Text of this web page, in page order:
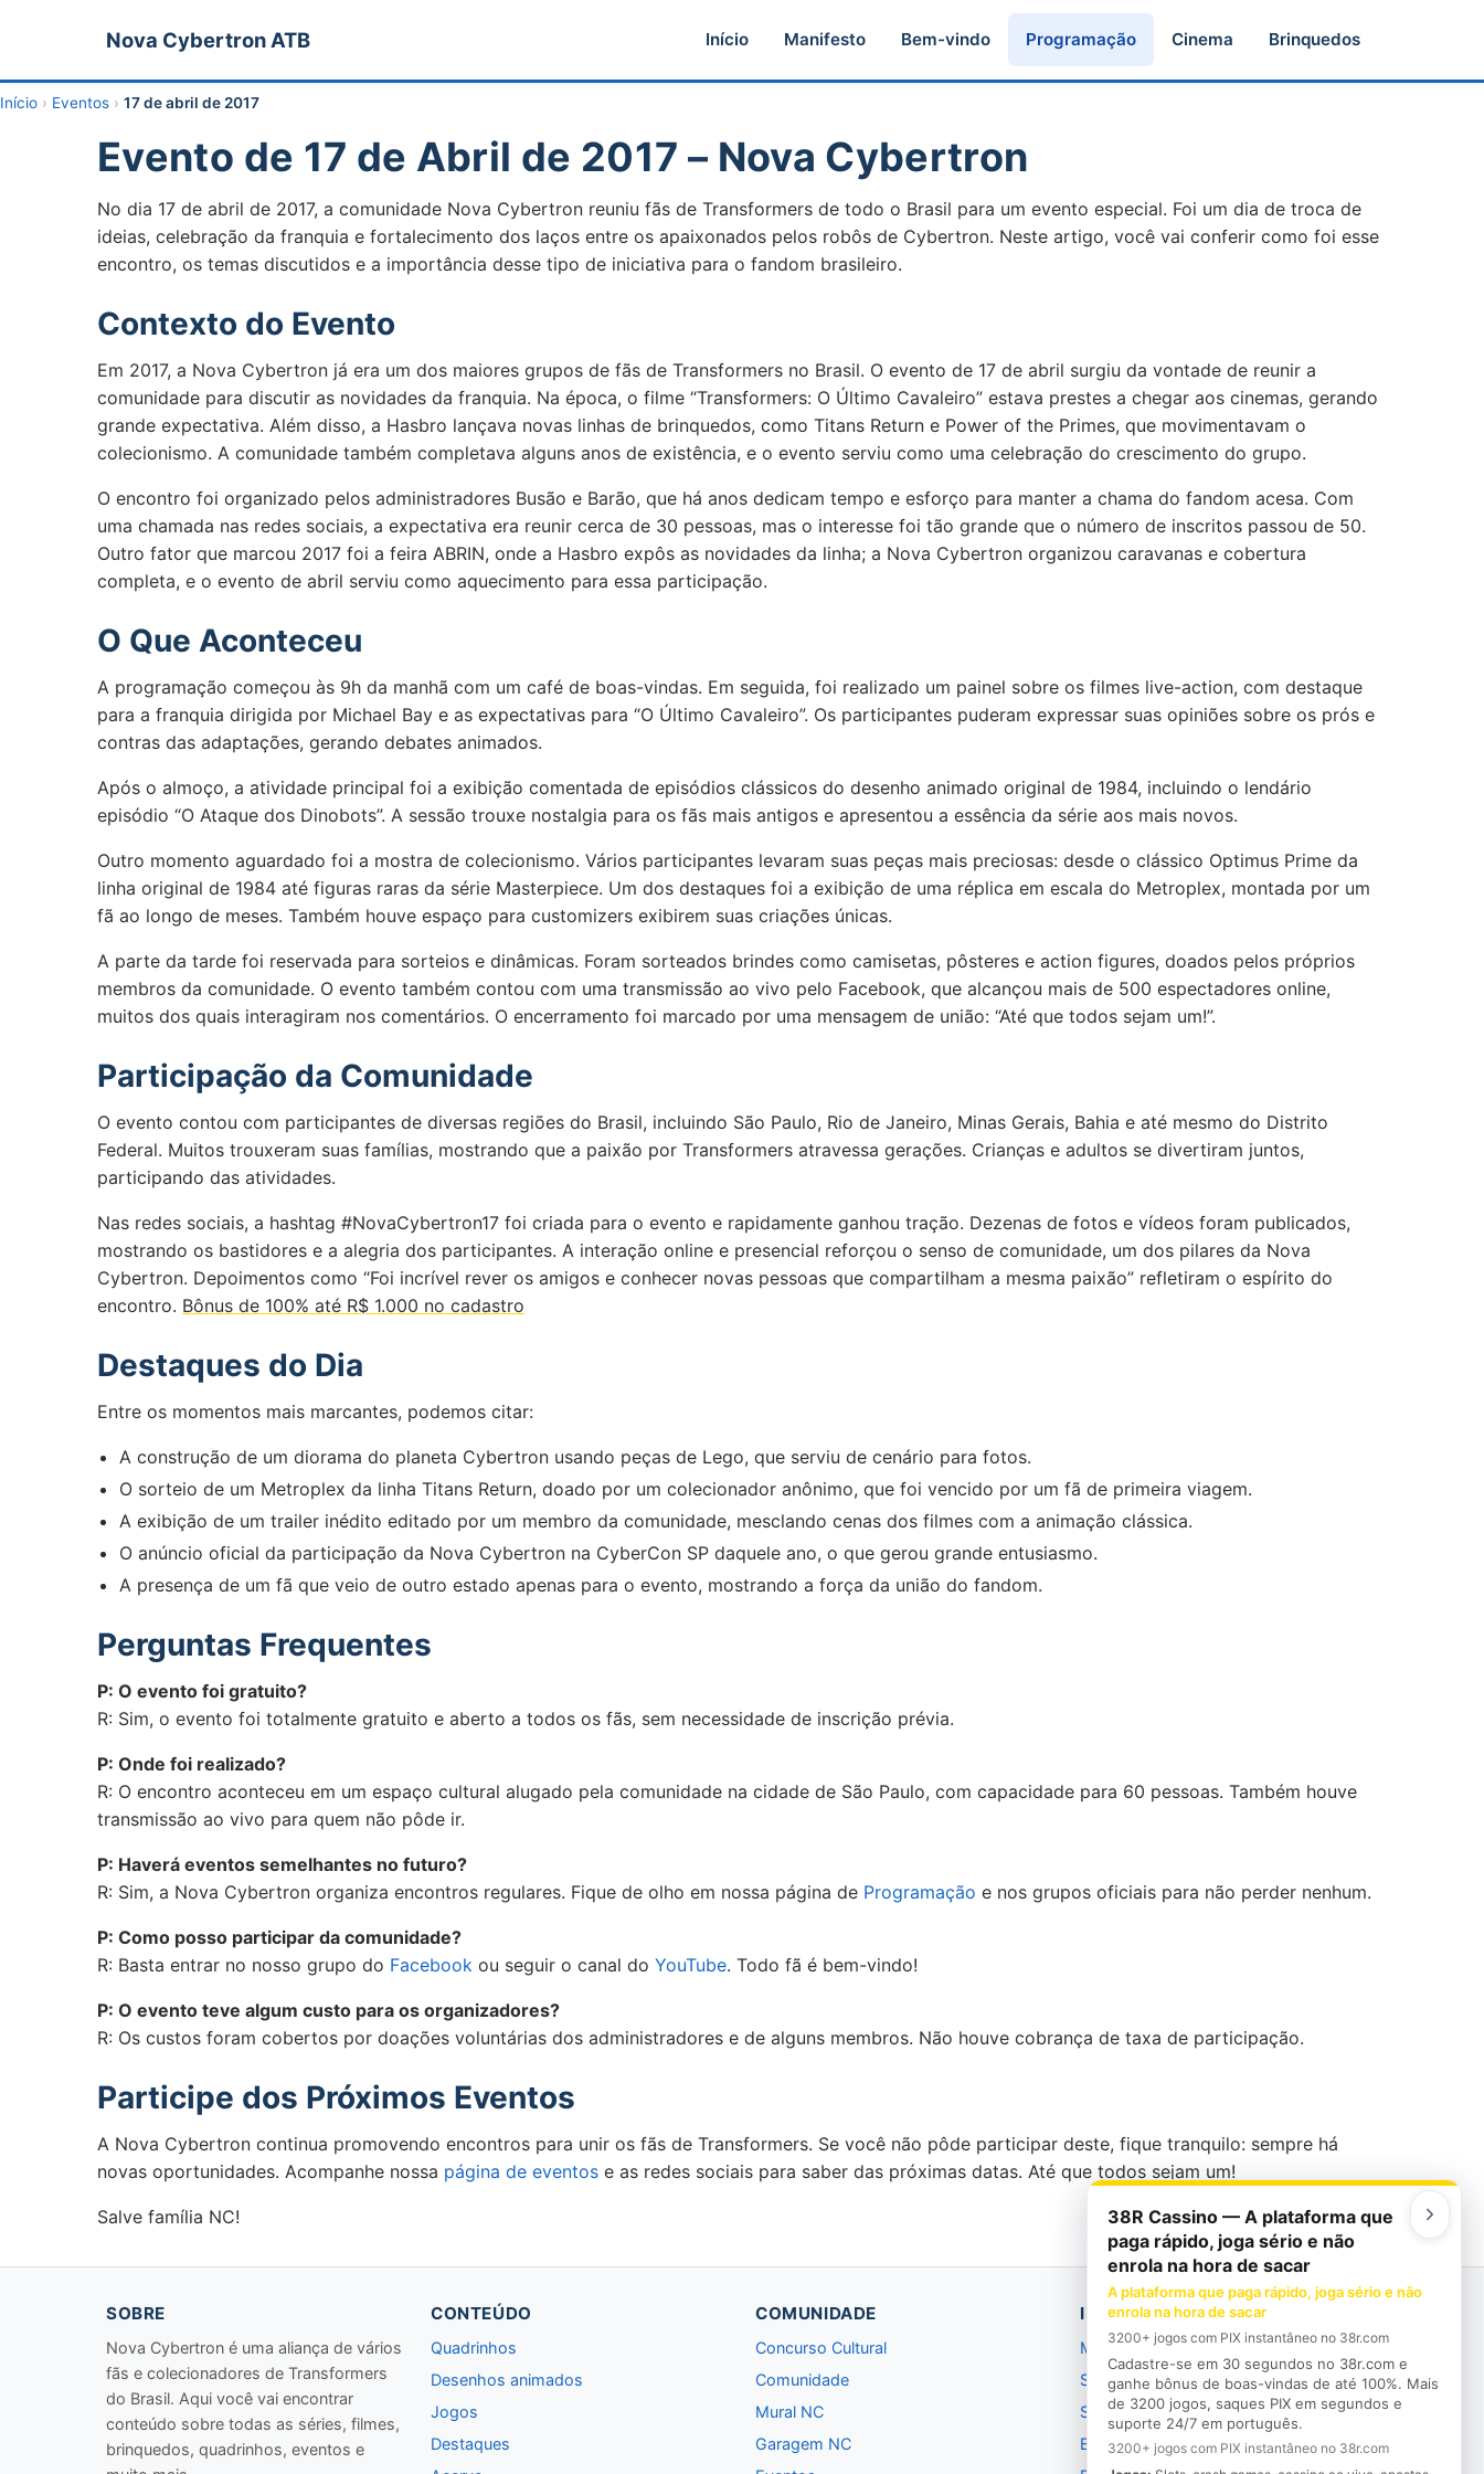
Nova Cybertron ATB Início Manifesto Bem-vindo Programação Cinema Brinquedos
Início › Eventos › 17 de abril de 2017
Evento de 17 de Abril de 2017 – Nova Cybertron
No dia 17 de abril de 2017, a comunidade Nova Cybertron reuniu fãs de Transformers de todo o Brasil para um evento especial. Foi um dia de troca de
ideias, celebração da franquia e fortalecimento dos laços entre os apaixonados pelos robôs de Cybertron. Neste artigo, você vai conferir como foi esse
encontro, os temas discutidos e a importância desse tipo de iniciativa para o fandom brasileiro.
Contexto do Evento
Em 2017, a Nova Cybertron já era um dos maiores grupos de fãs de Transformers no Brasil. O evento de 17 de abril surgiu da vontade de reunir a
comunidade para discutir as novidades da franquia. Na época, o filme “Transformers: O Último Cavaleiro” estava prestes a chegar aos cinemas, gerando
grande expectativa. Além disso, a Hasbro lançava novas linhas de brinquedos, como Titans Return e Power of the Primes, que movimentavam o
colecionismo. A comunidade também completava alguns anos de existência, e o evento serviu como uma celebração do crescimento do grupo.
O encontro foi organizado pelos administradores Busão e Barão, que há anos dedicam tempo e esforço para manter a chama do fandom acesa. Com
uma chamada nas redes sociais, a expectativa era reunir cerca de 30 pessoas, mas o interesse foi tão grande que o número de inscritos passou de 50.
Outro fator que marcou 2017 foi a feira ABRIN, onde a Hasbro expôs as novidades da linha; a Nova Cybertron organizou caravanas e cobertura
completa, e o evento de abril serviu como aquecimento para essa participação.
O Que Aconteceu
A programação começou às 9h da manhã com um café de boas-vindas. Em seguida, foi realizado um painel sobre os filmes live-action, com destaque
para a franquia dirigida por Michael Bay e as expectativas para “O Último Cavaleiro”. Os participantes puderam expressar suas opiniões sobre os prós e
contras das adaptações, gerando debates animados.
Após o almoço, a atividade principal foi a exibição comentada de episódios clássicos do desenho animado original de 1984, incluindo o lendário
episódio “O Ataque dos Dinobots”. A sessão trouxe nostalgia para os fãs mais antigos e apresentou a essência da série aos mais novos.
Outro momento aguardado foi a mostra de colecionismo. Vários participantes levaram suas peças mais preciosas: desde o clássico Optimus Prime da
linha original de 1984 até figuras raras da série Masterpiece. Um dos destaques foi a exibição de uma réplica em escala do Metroplex, montada por um
fã ao longo de meses. Também houve espaço para customizers exibirem suas criações únicas.
A parte da tarde foi reservada para sorteios e dinâmicas. Foram sorteados brindes como camisetas, pôsteres e action figures, doados pelos próprios
membros da comunidade. O evento também contou com uma transmissão ao vivo pelo Facebook, que alcançou mais de 500 espectadores online,
muitos dos quais interagiram nos comentários. O encerramento foi marcado por uma mensagem de união: “Até que todos sejam um!”.
Participação da Comunidade
O evento contou com participantes de diversas regiões do Brasil, incluindo São Paulo, Rio de Janeiro, Minas Gerais, Bahia e até mesmo do Distrito
Federal. Muitos trouxeram suas famílias, mostrando que a paixão por Transformers atravessa gerações. Crianças e adultos se divertiram juntos,
participando das atividades.
Nas redes sociais, a hashtag #NovaCybertron17 foi criada para o evento e rapidamente ganhou tração. Dezenas de fotos e vídeos foram publicados,
mostrando os bastidores e a alegria dos participantes. A interação online e presencial reforçou o senso de comunidade, um dos pilares da Nova
Cybertron. Depoimentos como “Foi incrível rever os amigos e conhecer novas pessoas que compartilham a mesma paixão” refletiram o espírito do
encontro. Bônus de 100% até R$ 1.000 no cadastro
Destaques do Dia
Entre os momentos mais marcantes, podemos citar:
A construção de um diorama do planeta Cybertron usando peças de Lego, que serviu de cenário para fotos.
O sorteio de um Metroplex da linha Titans Return, doado por um colecionador anônimo, que foi vencido por um fã de primeira viagem.
A exibição de um trailer inédito editado por um membro da comunidade, mesclando cenas dos filmes com a animação clássica.
O anúncio oficial da participação da Nova Cybertron na CyberCon SP daquele ano, o que gerou grande entusiasmo.
A presença de um fã que veio de outro estado apenas para o evento, mostrando a força da união do fandom.
Perguntas Frequentes
P: O evento foi gratuito?
R: Sim, o evento foi totalmente gratuito e aberto a todos os fãs, sem necessidade de inscrição prévia.
P: Onde foi realizado?
R: O encontro aconteceu em um espaço cultural alugado pela comunidade na cidade de São Paulo, com capacidade para 60 pessoas. Também houve
transmissão ao vivo para quem não pôde ir.
P: Haverá eventos semelhantes no futuro?
R: Sim, a Nova Cybertron organiza encontros regulares. Fique de olho em nossa página de Programação e nos grupos oficiais para não perder nenhum.
P: Como posso participar da comunidade?
R: Basta entrar no nosso grupo do Facebook ou seguir o canal do YouTube. Todo fã é bem-vindo!
P: O evento teve algum custo para os organizadores?
R: Os custos foram cobertos por doações voluntárias dos administradores e de alguns membros. Não houve cobrança de taxa de participação.
Participe dos Próximos Eventos
A Nova Cybertron continua promovendo encontros para unir os fãs de Transformers. Se você não pôde participar deste, fique tranquilo: sempre há
novas oportunidades. Acompanhe nossa página de eventos e as redes sociais para saber das próximas datas. Até que todos sejam um!
Salve família NC!
SOBRE
Nova Cybertron é uma aliança de vários
fãs e colecionadores de Transformers
do Brasil. Aqui você vai encontrar
conteúdo sobre todas as séries, filmes,
brinquedos, quadrinhos, eventos e
CONTEÚDO
Quadrinhos
Desenhos animados
Jogos
Destaques
COMUNIDADE
Concurso Cultural
Comunidade
Mural NC
Garagem NC
INSTITUCIONAL
Manifesto
Seja bem-vindo
Saudade
Busão
38R Cassino — A plataforma que
paga rápido, joga sério e não
enrola na hora de sacar
A plataforma que paga rápido, joga sério e não
enrola na hora de sacar
3200+ jogos com PIX instantâneo no 38r.com
Cadastre-se em 30 segundos no 38r.com e
ganhe bônus de boas-vindas de até 100%. Mais
de 3200 jogos, saques PIX em segundos e
suporte 24/7 em português.
3200+ jogos com PIX instantâneo no 38r.com